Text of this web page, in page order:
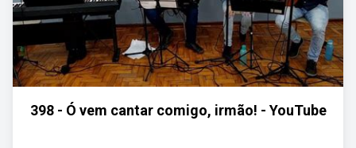
398 - Ó vem cantar comigo, irmão! - YouTube